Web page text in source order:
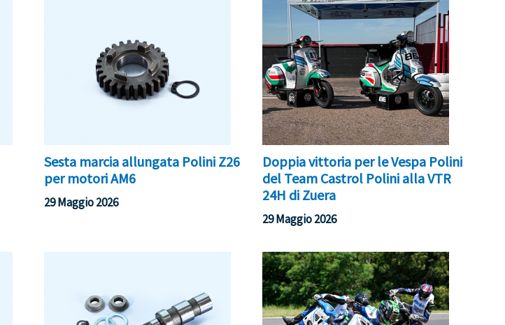
Sesta marcia allungata Polini Z26
per motori AM6
29 Maggio 2026
Doppia vittoria per le Vespa Polini
del Team Castrol Polini alla VTR
24H di Zuera
29 Maggio 2026